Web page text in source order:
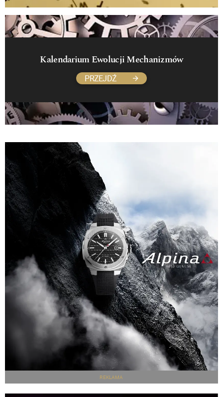
Kalendarium Ewolucji Mechanizmów
PRZEJDŹ
REKLAMA